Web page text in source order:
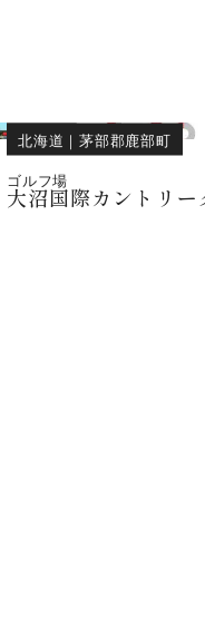
北海道 ｜茅部郡鹿部町
ゴルフ場
大沼国際カントリー